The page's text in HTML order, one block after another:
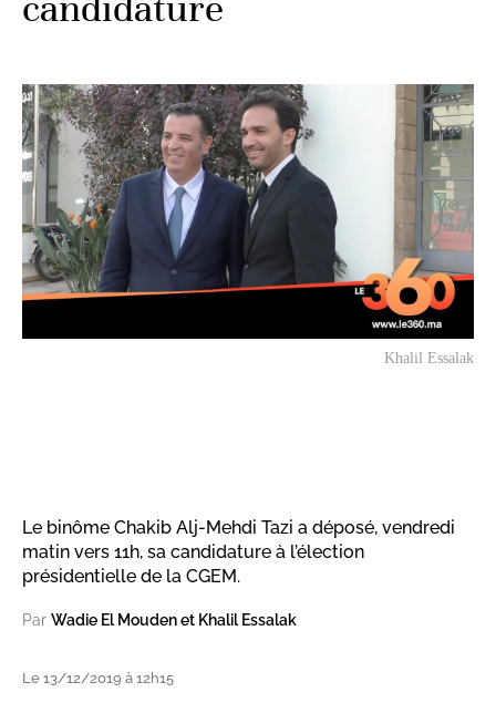
Khalil Essalak
Le binôme Chakib Alj-Mehdi Tazi a déposé, vendredi
matin vers 11h, sa candidature à l’élection
présidentielle de la CGEM.
Par Wadie El Mouden et Khalil Essalak
Le 13/12/2019 à 12h15